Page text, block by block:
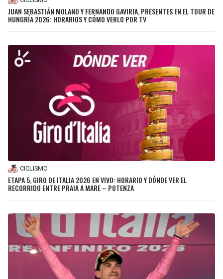
JUAN SEBASTIÁN MOLANO Y FERNANDO GAVIRIA, PRESENTES EN EL TOUR DE
HUNGRÍA 2026: HORARIOS Y CÓMO VERLO POR TV
CICLISMO
ETAPA 5, GIRO DE ITALIA 2026 EN VIVO: HORARIO Y DÓNDE VER EL
RECORRIDO ENTRE PRAIA A MARE – POTENZA